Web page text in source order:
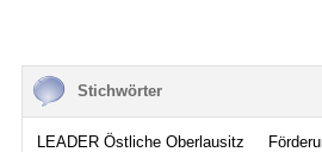
Stichwörter
LEADER Östliche Oberlausitz